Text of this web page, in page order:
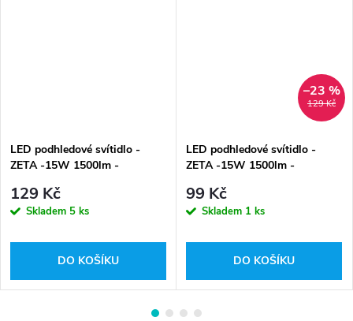
LED podhledové svítidlo -
ZETA -15W 1500lm -
129 Kč
Skladem 5 ks
DO KOŠÍKU
129 Kč
–23 %
LED podhledové svítidlo -
ZETA -15W 1500lm -
99 Kč
Skladem 1 ks
DO KOŠÍKU